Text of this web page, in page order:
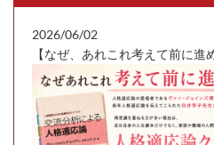
2026/06/02
【なぜ、あれこれ考えて前に進